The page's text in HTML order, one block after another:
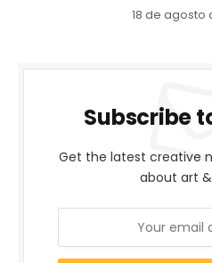
18 de agosto
Subscribe
Get the latest creative
about art